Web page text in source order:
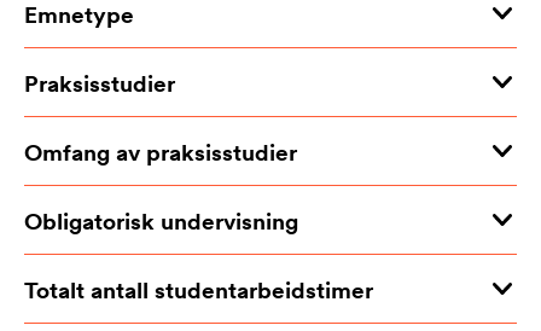
Emnetype
Praksisstudier
Omfang av praksisstudier
Obligatorisk undervisning
Totalt antall studentarbeidstimer